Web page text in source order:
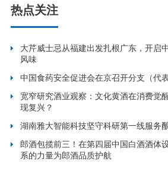
热点关注
大芹威士忌从福建出发扎根广东，开启
风味
中国食药安全促进会在京召开分支（代
宽窄研究酒业观察：文化黄酒在消费觉
现复兴？
湖南雅大智能科技坚守科研第一线服务
郎酒包揽前三！在第四届中国白酒酒体
系的力量为郎酒品质护航